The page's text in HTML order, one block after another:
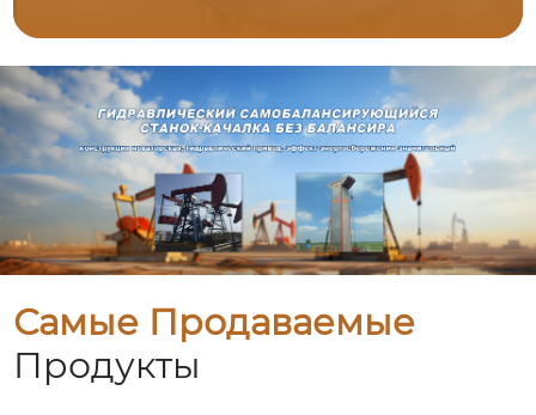
Самые Продаваемые
Продукты